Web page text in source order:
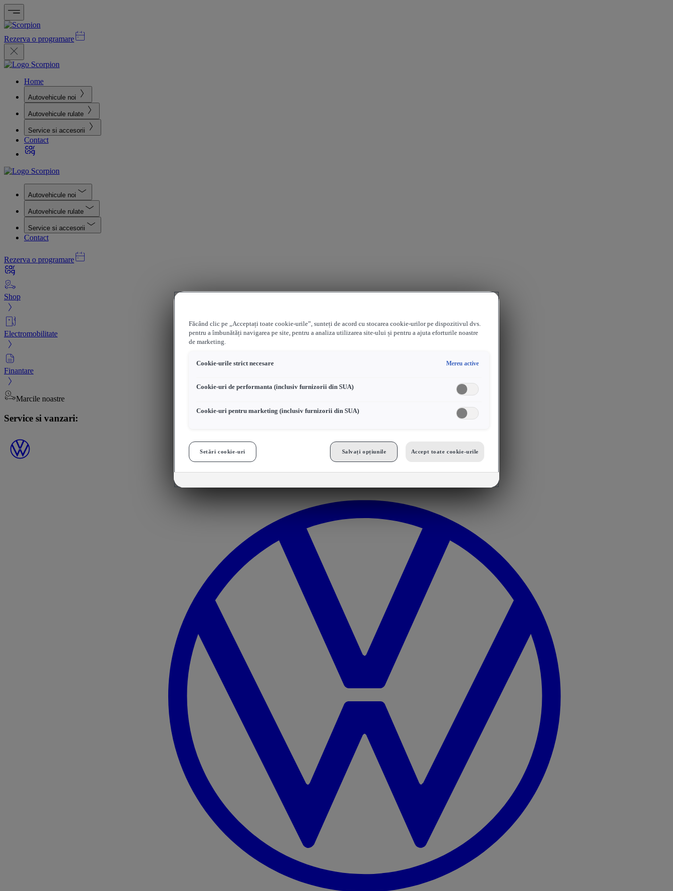
Rezerva o programare
Home
Autovehicule noi
Autovehicule rulate
Service si accesorii
Contact
Autovehicule noi
Autovehicule rulate
Service si accesorii
Contact
Rezerva o programare
Shop
Electromobilitate
Finantare
Marcile noastre
Service si vanzari:
Făcând clic pe „Acceptați toate cookie-urile”, sunteți de acord cu stocarea cookie-urilor pe dispozitivul dvs.
pentru a îmbunătăți navigarea pe site, pentru a analiza utilizarea site-ului și pentru a ajuta eforturile noastre
de marketing.
Cookie-urile strict necesare Mereu active
Cookie-uri de performanta (inclusiv furnizorii din SUA)
Cookie-uri pentru marketing (inclusiv furnizorii din SUA)
Setări cookie-uri Salvați opțiunile Accept toate cookie-urile